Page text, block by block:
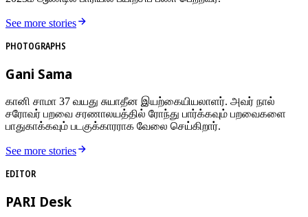
See more stories
PHOTOGRAPHS
Gani Sama
கானி சாமா 37 வயது சுயாதீன இயற்கையியலாளர். அவர் நால்
சரோவர் பறவை சரணாலயத்தில் ரோந்து பார்க்கவும் பறவைகளை
பாதுகாக்கவும் படகுக்காரராக வேலை செய்கிறார்.
See more stories
EDITOR
PARI Desk